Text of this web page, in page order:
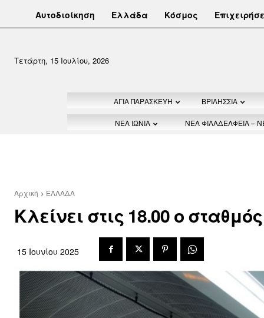
Αυτοδιοίκηση Ελλάδα Κόσμος
Τετάρτη, 15 Ιουλίου, 2026
ΑΓΙΑ ΠΑΡΑΣΚΕΥΗ ΒΡΙΛΗΣΣΙΑ
ΝΕΑ ΙΩΝΙΑ ΝΕΑ ΦΙΛΑΔΕΛΦΕΙΑ –
Αρχική ΕΛΛΑΔΑ
Κλείνει στις 18.00 ο
15 Ιουνίου 2025